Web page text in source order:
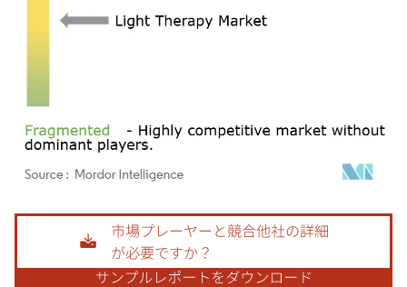
画像 © Mordor Intelligence。再利用にはCC BY 4.0の表示が必要です。